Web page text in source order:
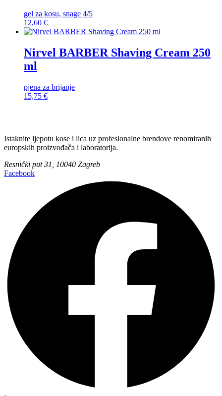
gel za kosu, snage 4/5
12,60 €
Nirvel BARBER Shaving Cream 250
ml
pjena za brijanje
15,75 €
Istaknite ljepotu kose i lica uz profesionalne brendove renomiranih
europskih proizvođača i laboratorija.
Resnički put 31, 10040 Zagreb
Facebook